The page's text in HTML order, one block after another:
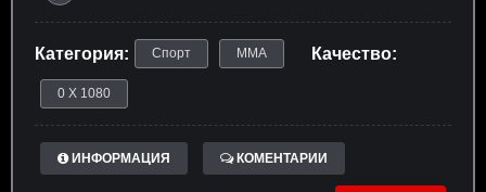
Категория: Спорт ММА Качество:
0 X 1080
ИНФОРМАЦИЯ КОМЕНТАРИИ